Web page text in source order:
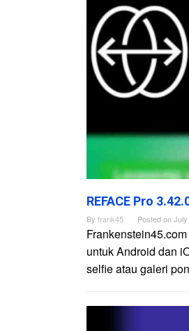
REFACE Pro
By frank45 Posted on
untuk Android dan
selfie atau galeri